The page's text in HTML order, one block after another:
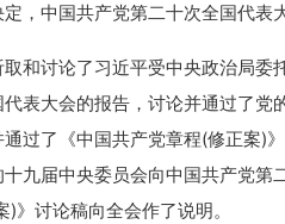
中国共产党第二十次全国代表
讨论了习近平受中央政治局委
表大会的报告，讨论并通过了党
过了《中国共产党章程(修正案)
九届中央委员会向中国共产党
)》讨论稿向全会作了说明。